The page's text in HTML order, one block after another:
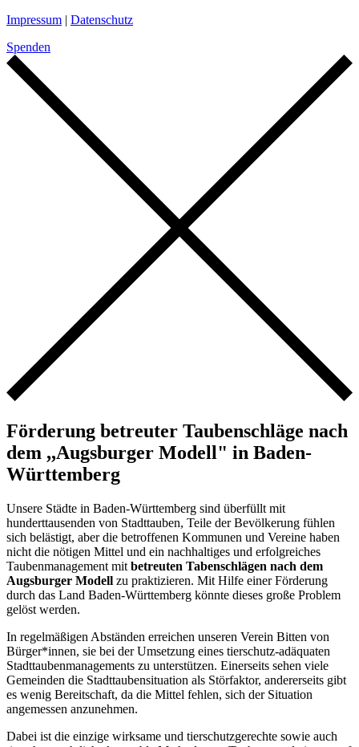
Impressum | Datenschutz
Spenden
Förderung betreuter Taubenschläge nach
dem ,,Augsburger Modell" in Baden-
Württemberg
Unsere Städte in Baden-Württemberg sind überfüllt mit
hunderttausenden von Stadttauben, Teile der Bevölkerung fühlen
sich belästigt, aber die betroffenen Kommunen und Vereine haben
nicht die nötigen Mittel und ein nachhaltiges und erfolgreiches
Taubenmanagement mit betreuten Tabenschlägen nach dem
Augsburger Modell zu praktizieren. Mit Hilfe einer Förderung
durch das Land Baden-Württemberg könnte dieses große Problem
gelöst werden.
In regelmäßigen Abständen erreichen unseren Verein Bitten von
Bürger*innen, sie bei der Umsetzung eines tierschutz-adäquaten
Stadttaubenmanagements zu unterstützen. Einerseits sehen viele
Gemeinden die Stadttaubensituation als Störfaktor, andererseits gibt
es wenig Bereitschaft, da die Mittel fehlen, sich der Situation
angemessen anzunehmen.
Dabei ist die einzige wirksame und tierschutzgerechte sowie auch